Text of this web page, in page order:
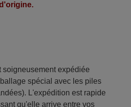
soigneusement expédiée
spécial avec les piles
L'expédition est rapide
qu'elle arrive entre vos